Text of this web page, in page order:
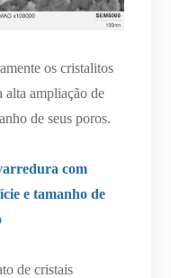
os cristalitos
alta ampliação de
de seus poros.
com
e tamanho de
de cristais